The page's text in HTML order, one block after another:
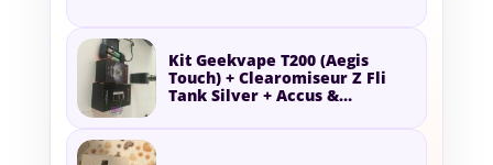
Kit Geekvape T200 (Aegis
Touch) + Clearomiseur Z Fli
Tank Silver + Accus &